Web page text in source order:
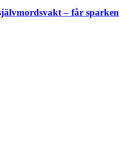
– får sparken